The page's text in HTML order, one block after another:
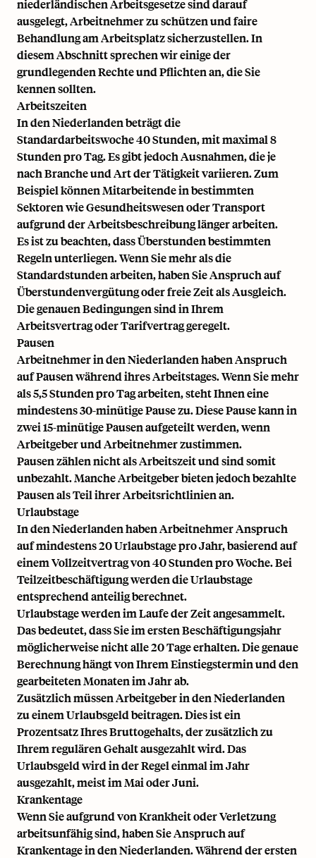
niederländischen Arbeitsgesetze sind darauf
ausgelegt, Arbeitnehmer zu schützen und faire
Behandlung am Arbeitsplatz sicherzustellen. In
diesem Abschnitt sprechen wir einige der
grundlegenden Rechte und Pflichten an, die Sie
kennen sollten.
Arbeitszeiten
In den Niederlanden beträgt die
Standardarbeitswoche 40 Stunden, mit maximal 8
Stunden pro Tag. Es gibt jedoch Ausnahmen, die je
nach Branche und Art der Tätigkeit variieren. Zum
Beispiel können Mitarbeitende in bestimmten
Sektoren wie Gesundheitswesen oder Transport
aufgrund der Arbeitsbeschreibung länger arbeiten.
Es ist zu beachten, dassÜberstundenbestimmten
Regeln unterliegen. Wenn Sie mehr als die
Standardstunden arbeiten, haben Sie Anspruch auf
Überstundenvergütung oder freie Zeit als Ausgleich.
Die genauen Bedingungen sind in Ihrem
Arbeitsvertrag oder Tarifvertrag geregelt.
Pausen
Arbeitnehmer in den Niederlanden haben Anspruch
auf Pausen während ihres Arbeitstages. Wenn Sie mehr
als 5,5 Stunden pro Tag arbeiten, steht Ihnen eine
mindestens 30-minütige Pause zu. Diese Pause kann in
zwei 15-minütige Pausen aufgeteilt werden, wenn
Arbeitgeber und Arbeitnehmer zustimmen.
Pausen zählen nicht als Arbeitszeit und sind somit
unbezahlt. Manche Arbeitgeber bieten jedoch bezahlte
Pausen als Teil ihrer Arbeitsrichtlinien an.
Urlaubstage
In den Niederlanden haben Arbeitnehmer Anspruch
auf mindestens 20 Urlaubstage pro Jahr, basierend auf
einem Vollzeitvertrag von 40 Stunden pro Woche. Bei
Teilzeitbeschäftigung werden die Urlaubstage
entsprechend anteilig berechnet.
Urlaubstage werden im Laufe der Zeit angesammelt.
Das bedeutet, dass Sie im ersten Beschäftigungsjahr
möglicherweise nicht alle 20 Tage erhalten. Die genaue
Berechnung hängt von Ihrem Einstiegstermin und den
gearbeiteten Monaten im Jahr ab.
Zusätzlich müssen Arbeitgeber in den Niederlanden
zu einem Urlaubsgeld beitragen. Dies ist ein
Prozentsatz Ihres Bruttogehalts, der zusätzlich zu
Ihrem regulären Gehalt ausgezahlt wird. Das
Urlaubsgeld wird in der Regel einmal im Jahr
ausgezahlt, meist im Mai oder Juni.
Krankentage
Wenn Sie aufgrund von Krankheit oder Verletzung
arbeitsunfähig sind, haben Sie Anspruch auf
Krankentage in den Niederlanden. Während der ersten